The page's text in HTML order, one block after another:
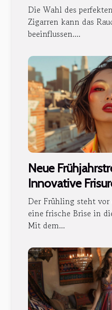
Die Wahl des
Zigarren kann das
beeinflussen....
Neue
Innovative
Anleitungen
Der Frühling steht
eine frische Brise in
Mit dem...